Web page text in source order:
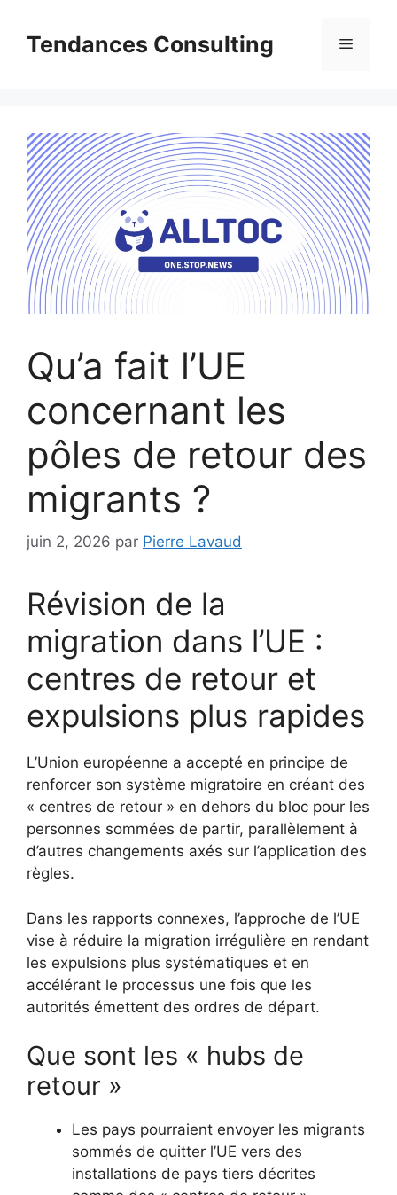
contenuTendances Consulting Menu
Qu’a fait l’UE
concernant les
pôles de retour des
migrants ?
juin 2, 2026 par Pierre Lavaud
Révision de la
migration dans l’UE :
centres de retour et
expulsions plus rapides
L’Union européenne a accepté en principe de
renforcer son système migratoire en créant des
« centres de retour » en dehors du bloc pour les
personnes sommées de partir, parallèlement à
d’autres changements axés sur l’application des
règles.
Dans les rapports connexes, l’approche de l’UE
vise à réduire la migration irrégulière en rendant
les expulsions plus systématiques et en
accélérant le processus une fois que les
autorités émettent des ordres de départ.
Que sont les « hubs de
retour »
Les pays pourraient envoyer les migrants
sommés de quitter l’UE vers des
installations de pays tiers décrites